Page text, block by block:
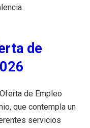
de
de Empleo
que contempla un
servicios